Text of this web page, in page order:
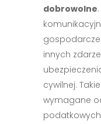
dobrowolne
innych
cywilnej.
wymagane